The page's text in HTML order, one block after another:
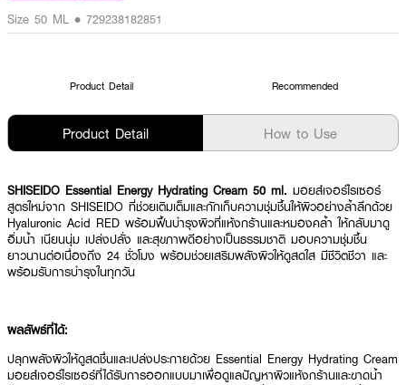
Size 50 ML • 729238182851
Product Detail Recommended
Product Detail How to Use
SHISEIDO Essential Energy Hydrating Cream 50 ml. มอยส์เจอร์ไรเซอร์
สูตรใหม่จาก SHISEIDO ที่ช่วยเติมเต็มและกักเก็บความชุ่มชื้นให้ผิวอย่างล้ำลึกด้วย
Hyaluronic Acid RED พร้อมฟื้นบำรุงผิวที่แห้งกร้านและหมองคล้ำ ให้กลับมาดู
อิ่มน้ำ เนียนนุ่ม เปล่งปลั่ง และสุขภาพดีอย่างเป็นธรรมชาติ มอบความชุ่มชื้น
ยาวนานต่อเนื่องถึง 24 ชั่วโมง พร้อมช่วยเสริมพลังผิวให้ดูสดใส มีชีวิตชีวา และ
พร้อมรับการบำรุงในทุกวัน
ผลลัพธ์ที่ได้:
ปลุกพลังผิวให้ดูสดชื่นและเปล่งประกายด้วย Essential Energy Hydrating Cream
มอยส์เจอร์ไรเซอร์ที่ได้รับการออกแบบมาเพื่อดูแลปัญหาผิวแห้งกร้านและขาดน้ำ